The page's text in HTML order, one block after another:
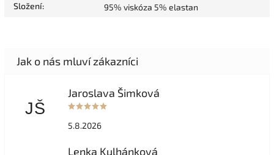
Složení: 95% viskóza 5% elastan
JŠ
Jaroslava Šimková
5.8.2026
Lenka Kulhánková